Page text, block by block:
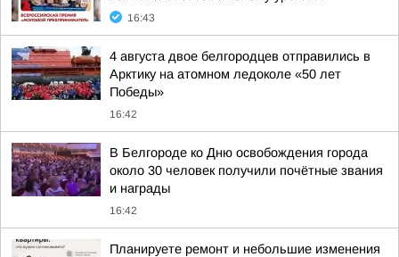
16:43
4 августа двое белгородцев отправились в
Арктику на атомном ледоколе «50 лет
Победы»
16:42
В Белгороде ко Дню освобождения города
около 30 человек получили почётные звания
и награды
16:42
Планируете ремонт и небольшие изменения